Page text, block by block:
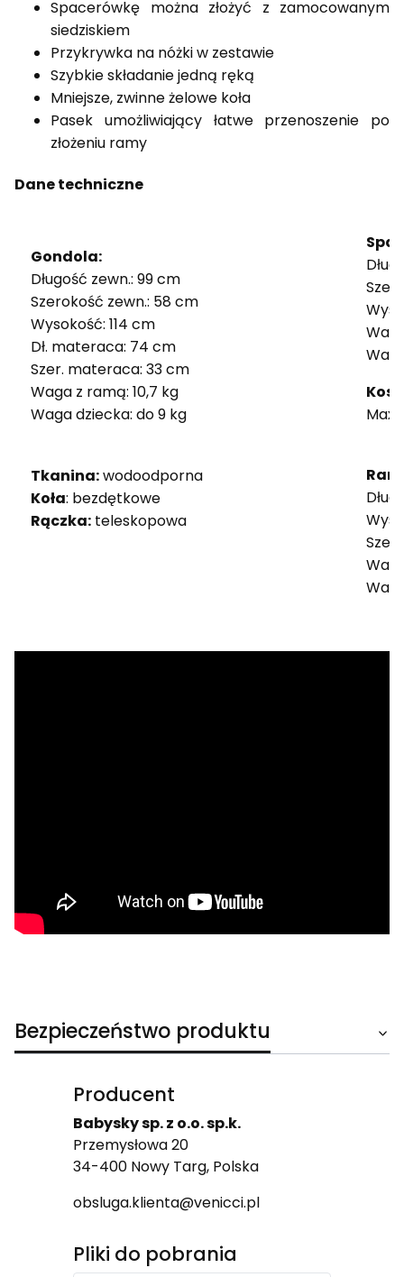
Spacerówkę można złożyć z zamocowanym
siedziskiem
Przykrywka na nóżki w zestawie
Szybkie składanie jedną ręką
Mniejsze, zwinne żelowe koła
Pasek umożliwiający łatwe przenoszenie po
złożeniu ramy
Dane techniczne
Gondola:
Długość zewn.: 99 cm
Szerokość zewn.: 58 cm
Wysokość: 114 cm
Dł. materaca: 74 cm
Szer. materaca: 33 cm
Waga z ramą: 10,7 kg
Waga dziecka: do 9 kg
Max.
Tkanina:wodoodporna
Koła: bezdętkowe
Rączka: teleskopowa
Bezpieczeństwo produktu
Producent
Babysky sp. z o.o. sp.k.
Przemysłowa 20
34-400 Nowy Targ, Polska
obsluga.klienta@venicci.pl
Pliki do pobrania